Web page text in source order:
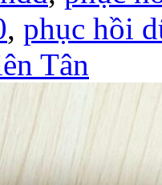
, phục hồi
Tân